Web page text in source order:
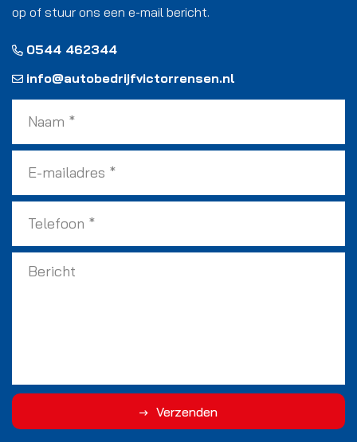
op of stuur ons een e-mail bericht.
0544 462344
info@autobedrijfvictorrensen.nl
Verzenden